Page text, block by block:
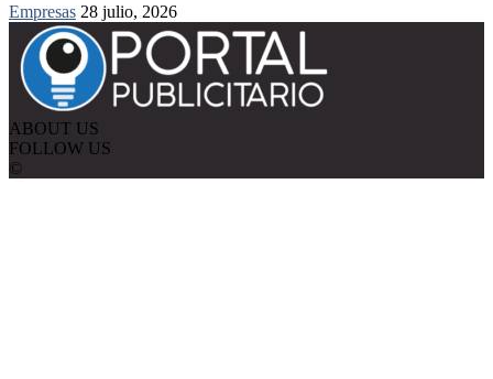
Empresas 28 julio, 2026
ABOUT US
FOLLOW US
©